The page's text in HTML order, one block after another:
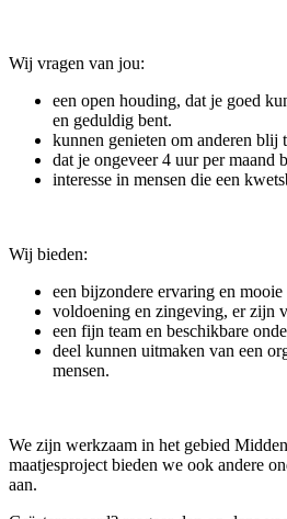
Wij vragen van jou:
een open houding, dat je goed
en geduldig bent.
kunnen genieten om anderen blij
dat je ongeveer 4 uur per maand
interesse in mensen die een
Wij bieden:
een bijzondere ervaring en
voldoening en zingeving, er zijn
een fijn team en beschikbare
deel kunnen uitmaken van een
mensen.
We zijn werkzaam in het gebied
maatjesproject bieden we ook andere
aan.